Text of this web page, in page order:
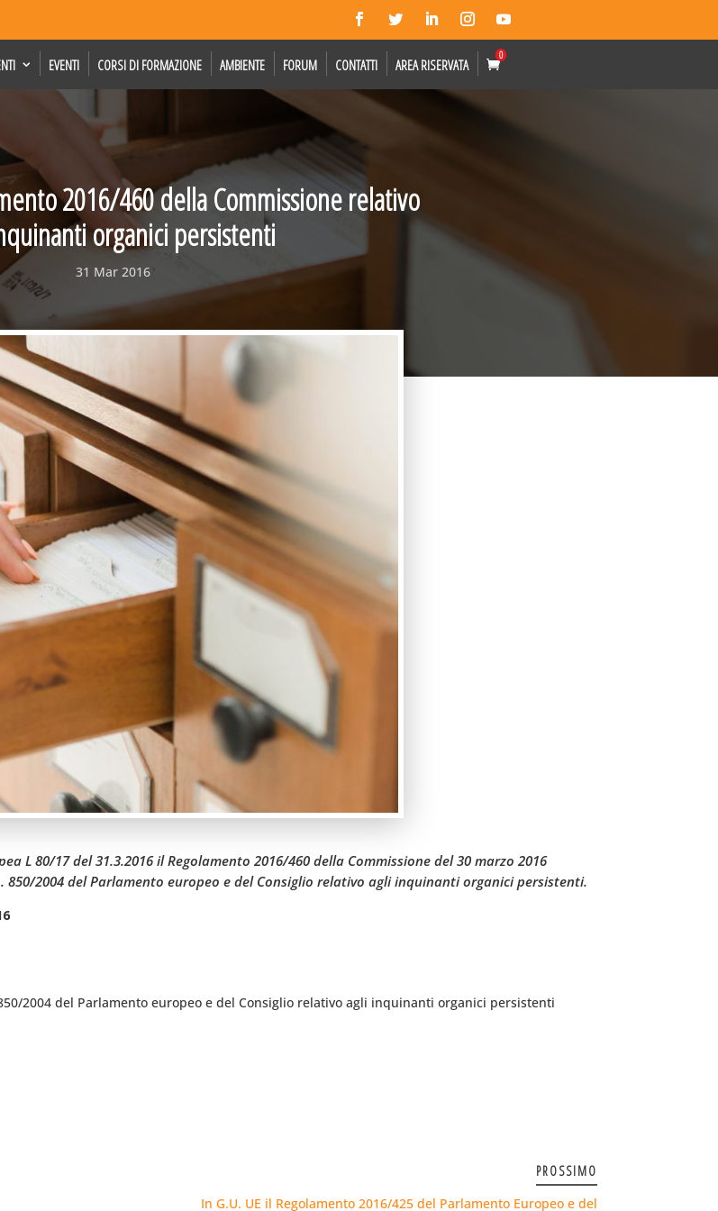
EVENTI CORSI DI FORMAZIONE AMBIENTE FORUM CONTATTI AREA RISERVATA
0
2016/460 della Commissione relativo
organici persistenti
31 Mar 2016
L 80/17 del 31.3.2016 il Regolamento 2016/460 della Commissione del 30 marzo 2016
850/2004 del Parlamento europeo e del Consiglio relativo agli inquinanti organici persistenti.
2004 del Parlamento europeo e del Consiglio relativo agli inquinanti organici persistenti
PROSSIMO
In G.U. UE il Regolamento 2016/425 del Parlamento Europeo e del